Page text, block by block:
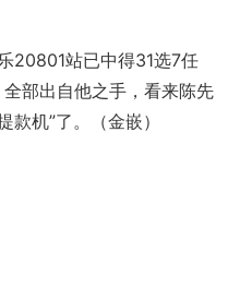
站已中得31选7任
部出自他之手，看来陈先
机”了。（金嵌）